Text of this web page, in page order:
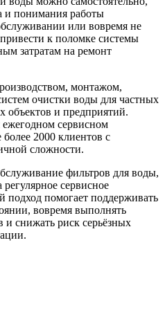
и понимания работы
или вовремя не
к поломке системы
затратам на ремонт
монтажом,
очистки воды для частных
объектов и предприятий.
сервисном
2000 клиентов с
сложности.
фильтров для воды,
сервисное
подход помогает поддерживать
вовремя выполнять
и снижать риск серьёзных